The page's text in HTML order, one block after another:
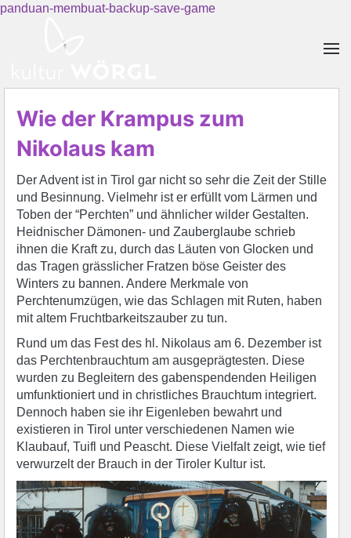
panduan-membuat-backup-save-game
Wie der Krampus zum
Nikolaus kam
Der Advent ist in Tirol gar nicht so sehr die Zeit der Stille
und Besinnung. Vielmehr ist er erfüllt vom Lärmen und
Toben der “Perchten” und ähnlicher wilder Gestalten.
Heidnischer Dämonen- und Zauberglaube schrieb
ihnen die Kraft zu, durch das Läuten von Glocken und
das Tragen grässlicher Fratzen böse Geister des
Winters zu bannen. Andere Merkmale von
Perchtenumzügen, wie das Schlagen mit Ruten, haben
mit altem Fruchtbarkeitszauber zu tun.
Rund um das Fest des hl. Nikolaus am 6. Dezember ist
das Perchtenbrauchtum am ausgeprägtesten. Diese
wurden zu Begleitern des gabenspendenden Heiligen
umfunktioniert und in christliches Brauchtum integriert.
Dennoch haben sie ihr Eigenleben bewahrt und
existieren in Tirol unter verschiedenen Namen wie
Klaubauf, Tuifl und Peascht. Diese Vielfalt zeigt, wie tief
verwurzelt der Brauch in der Tiroler Kultur ist.